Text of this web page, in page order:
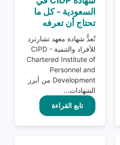
السعودية - كل ما
تحتاج أن تعرفه
تُعدُّ شهادة معهد تشارترد
للأفراد والتنمية CIPD -
Chartered Institute of
Personnel and
Development من أبرز
الشهادات...
تابع القراءة